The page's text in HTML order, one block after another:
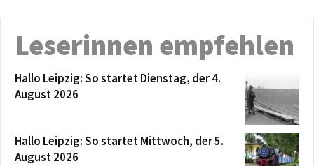
Leserinnen empfehlen
Hallo Leipzig: So startet Dienstag, der 4.
August 2026
Hallo Leipzig: So startet Mittwoch, der 5.
August 2026